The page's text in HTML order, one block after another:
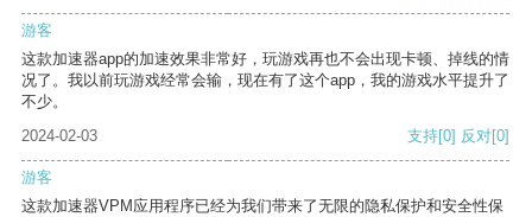
游客
这款加速器app的加速效果非常好，玩游戏再也不会出现卡顿、掉线的情
况了。我以前玩游戏经常会输，现在有了这个app，我的游戏水平提升了
不少。
2024-02-03
支持[0] 反对[0]
游客
这款加速器VPM应用程序已经为我们带来了无限的隐私保护和安全性保